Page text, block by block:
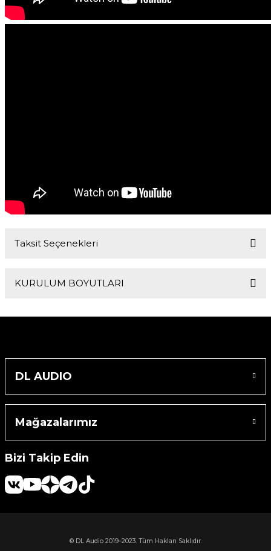
Taksit Seçenekleri
KURULUM BOYUTLARI
Montaj Deliği Çapı
DL AUDIO
Mağazalarımız
Bizi Takip Edin
© DL Audio 2019–2023. Tüm Hakları Saklıdır.